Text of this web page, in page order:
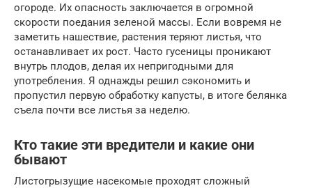
огороде. Их опасность заключается в огромной
скорости поедания зеленой массы. Если вовремя не
заметить нашествие, растения теряют листья, что
останавливает их рост. Часто гусеницы проникают
внутрь плодов, делая их непригодными для
употребления. Я однажды решил сэкономить и
пропустил первую обработку капусты, в итоге белянка
съела почти все листья за неделю.
Кто такие эти вредители и какие они
бывают
Листогрызущие насекомые проходят сложный